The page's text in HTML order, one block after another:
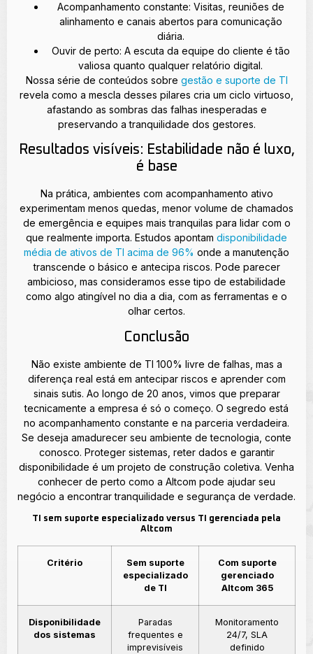
Acompanhamento constante: Visitas, reuniões de
alinhamento e canais abertos para comunicação
diária.
Ouvir de perto: A escuta da equipe do cliente é tão
valiosa quanto qualquer relatório digital.
Nossa série de conteúdos sobre gestão e suporte de TI
revela como a mescla desses pilares cria um ciclo virtuoso,
afastando as sombras das falhas inesperadas e
preservando a tranquilidade dos gestores.
Resultados visíveis: Estabilidade não é luxo,
é base
Na prática, ambientes com acompanhamento ativo
experimentam menos quedas, menor volume de chamados
de emergência e equipes mais tranquilas para lidar com o
que realmente importa. Estudos apontam disponibilidade
média de ativos de TI acima de 96% onde a manutenção
transcende o básico e antecipa riscos. Pode parecer
ambicioso, mas consideramos esse tipo de estabilidade
como algo atingível no dia a dia, com as ferramentas e o
olhar certos.
Conclusão
Não existe ambiente de TI 100% livre de falhas, mas a
diferença real está em antecipar riscos e aprender com
sinais sutis. Ao longo de 20 anos, vimos que preparar
tecnicamente a empresa é só o começo. O segredo está
no acompanhamento constante e na parceria verdadeira.
Se deseja amadurecer seu ambiente de tecnologia, conte
conosco. Proteger sistemas, reter dados e garantir
disponibilidade é um projeto de construção coletiva. Venha
conhecer de perto como a Altcom pode ajudar seu
negócio a encontrar tranquilidade e segurança de verdade.
TI sem suporte especializado versus TI gerenciada pela
Altcom
Critério
Sem suporte
especializado
de TI
Com suporte
gerenciado
Altcom 365
Disponibilidade
dos sistemas
Paradas
frequentes e
imprevisíveis
Monitoramento
24/7, SLA
definido